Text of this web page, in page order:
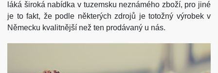
láká široká nabídka v tuzemsku neznámého zboží, pro jiné
je to fakt, že podle některých zdrojů je totožný výrobek v
Německu kvalitnější než ten prodávaný u nás.